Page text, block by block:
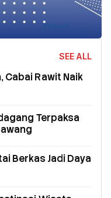
SEE ALL
Cabai Rawit Naik
Terpaksa
Berkas Jadi Daya